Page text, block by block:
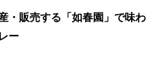
・販売する「如春園」で味わ
ー